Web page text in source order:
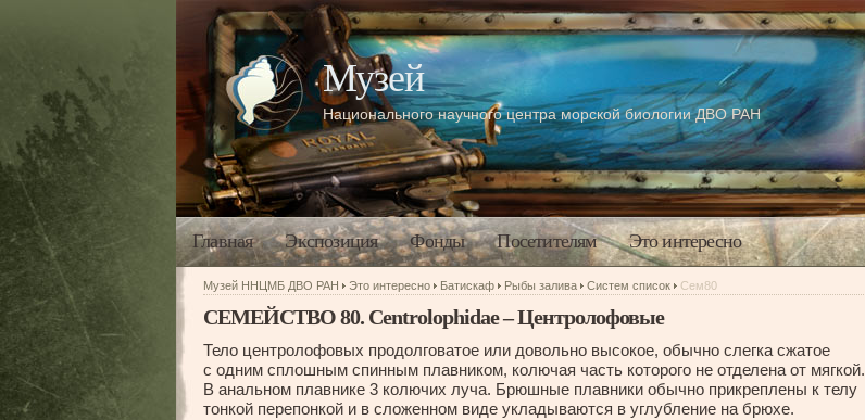
Музей
Национального научного центра морской биологии ДВО РАН
Главная Экспозиция Фонды Посетителям Это интересно
Музей ННЦМБ ДВО РАН Это интересно Батискаф Рыбы залива Систем список Сем80
СЕМЕЙСТВО 80. Centrolophidae – Центролофовые
Тело центролофовых продолговатое или довольно высокое, обычно слегка сжатое
с одним сплошным спинным плавником, колючая часть которого не отделена от мягкой.
В анальном плавнике 3 колючих луча. Брюшные плавники обычно прикреплены к телу
тонкой перепонкой и в сложенном виде укладываются в углубление на брюхе.